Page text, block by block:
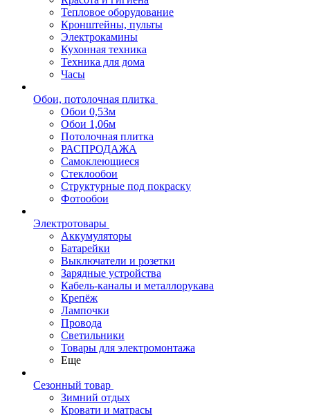
Тепловое оборудование
Кронштейны, пульты
Электрокамины
Кухонная техника
Техника для дома
Часы
Обои, потолочная плитка
Обои 0,53м
Обои 1,06м
Потолочная плитка
РАСПРОДАЖА
Самоклеющиеся
Стеклообои
Структурные под покраску
Фотообои
Электротовары
Аккумуляторы
Батарейки
Выключатели и розетки
Зарядные устройства
Кабель-каналы и металлорукава
Крепёж
Лампочки
Провода
Светильники
Товары для электромонтажа
Еще
Сезонный товар
Зимний отдых
Кровати и матрасы